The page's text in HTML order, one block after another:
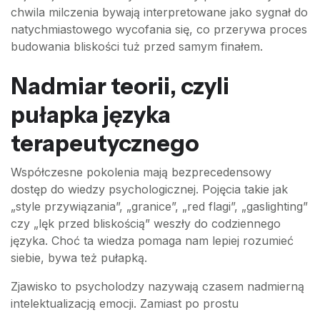
chwila milczenia bywają interpretowane jako sygnał do
natychmiastowego wycofania się, co przerywa proces
budowania bliskości tuż przed samym finałem.
Nadmiar teorii, czyli
pułapka języka
terapeutycznego
Współczesne pokolenia mają bezprecedensowy
dostęp do wiedzy psychologicznej. Pojęcia takie jak
„style przywiązania”, „granice”, „red flagi”, „gaslighting”
czy „lęk przed bliskością” weszły do codziennego
języka. Choć ta wiedza pomaga nam lepiej rozumieć
siebie, bywa też pułapką.
Zjawisko to psycholodzy nazywają czasem nadmierną
intelektualizacją emocji. Zamiast po prostu